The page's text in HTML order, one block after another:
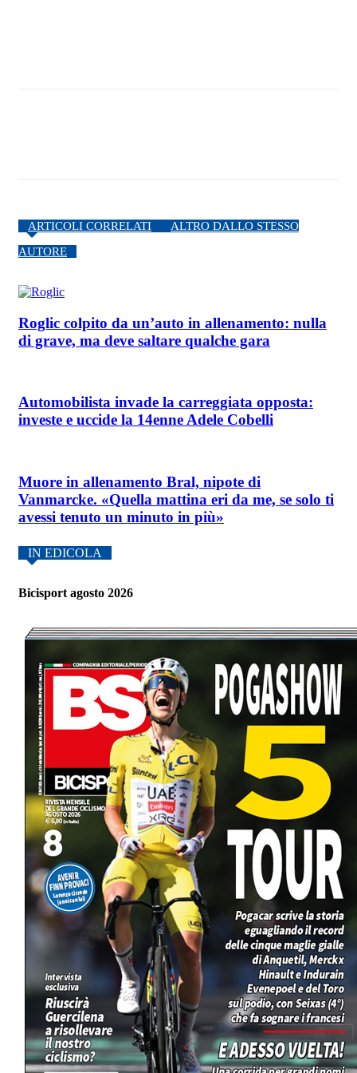
ARTICOLI CORRELATI
ALTRO DALLO STESSO
AUTORE
Roglic colpito da un’auto in allenamento: nulla
di grave, ma deve saltare qualche gara
Automobilista invade la carreggiata opposta:
investe e uccide la 14enne Adele Cobelli
Muore in allenamento Bral, nipote di
Vanmarcke. «Quella mattina eri da me, se solo ti
avessi tenuto un minuto in più»
IN EDICOLA
Bicisport agosto 2026